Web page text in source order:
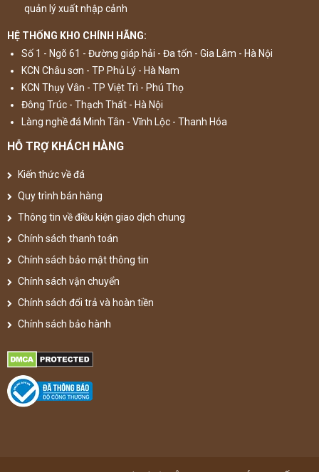
quản lý xuất nhập cảnh
HỆ THỐNG KHO CHÍNH HÃNG:
Số 1 - Ngõ 61 - Đường giáp hải - Đa tốn - Gia Lâm - Hà Nội
KCN Châu sơn - TP Phủ Lý - Hà Nam
KCN Thụy Vân - TP Việt Trì - Phú Thọ
Đông Trúc - Thạch Thất - Hà Nội
Làng nghề đá Minh Tân - Vĩnh Lộc - Thanh Hóa
HỖ TRỢ KHÁCH HÀNG
Kiến thức về đá
Quy trình bán hàng
Thông tin về điều kiện giao dịch chung
Chính sách thanh toán
Chính sách bảo mật thông tin
Chính sách vận chuyển
Chính sách đổi trả và hoàn tiền
Chính sách bảo hành